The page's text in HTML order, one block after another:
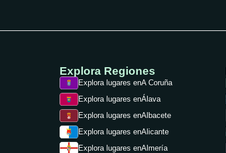
Explora Regiones
Explora lugares enA Coruña
Explora lugares enÁlava
Explora lugares enAlbacete
Explora lugares enAlicante
Explora lugares enAlmería